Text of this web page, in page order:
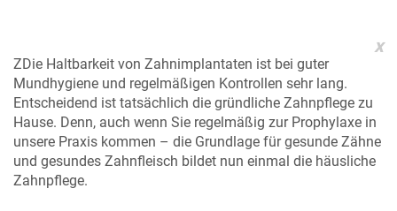
x
ZDie Haltbarkeit von Zahnimplantaten ist bei guter
Mundhygiene und regelmäßigen Kontrollen sehr lang.
Entscheidend ist tatsächlich die gründliche Zahnpflege zu
Hause. Denn, auch wenn Sie regelmäßig zur Prophylaxe in
unsere Praxis kommen – die Grundlage für gesunde Zähne
und gesundes Zahnfleisch bildet nun einmal die häusliche
Zahnpflege.